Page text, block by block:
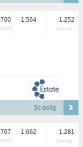
700 1.564 1.252
Ejerudg.
Se bolig
707 1.662 1.281
Ejerudg.